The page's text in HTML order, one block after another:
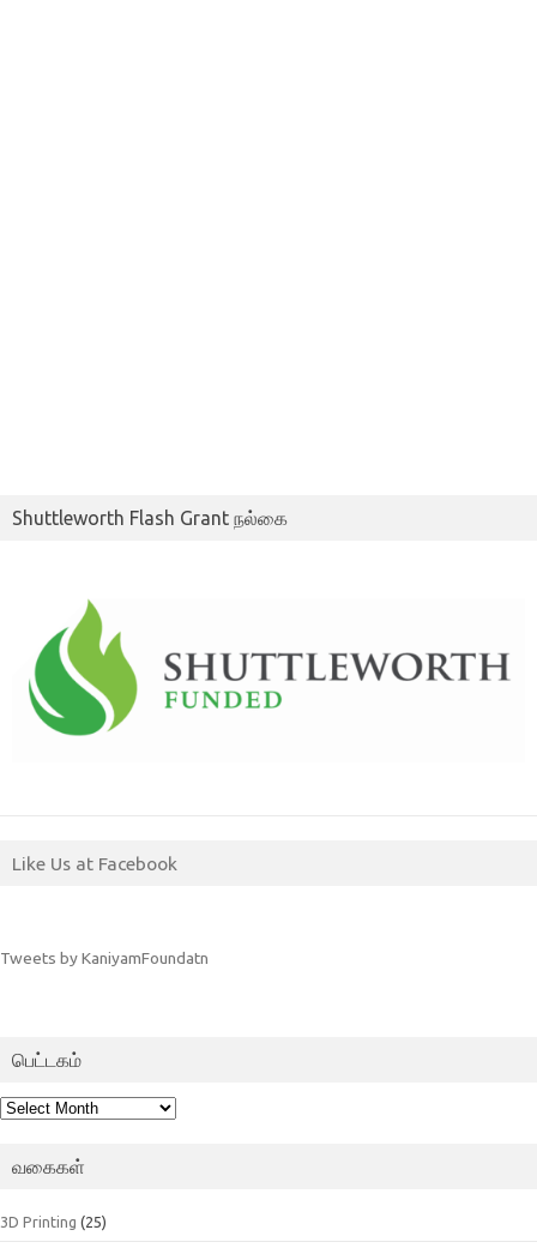
Shuttleworth Flash Grant நல்கை
Like Us at Facebook
Tweets by KaniyamFoundatn
பெட்டகம்
பெட்டகம்
வகைகள்
3D Printing (25)